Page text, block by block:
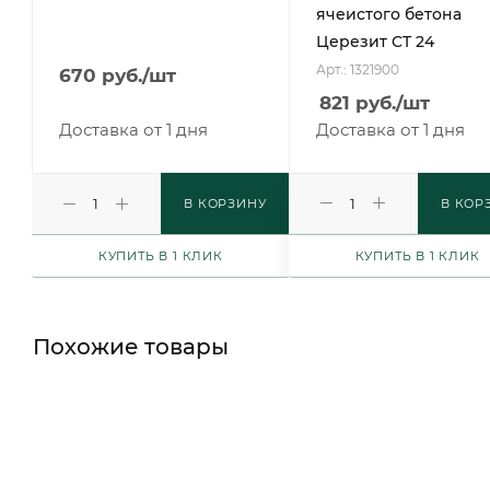
670 руб./шт
Доставка от 1 дня
В КОРЗИНУ
КУПИТЬ В 1 КЛИК
ячеистого бетона
Церезит CT 24
Арт.: 1321900
821 руб./шт
Доставка от 1 дня
В
КУПИТЬ В 1 КЛИК
Похожие товары